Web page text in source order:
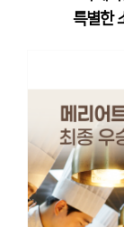
특별한